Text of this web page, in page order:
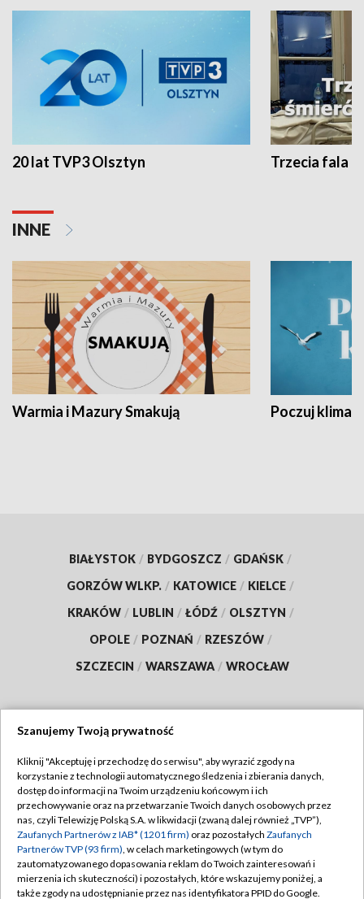
20 lat TVP3 Olsztyn Trzecia fala -
INNE
Warmia i Mazury Smakują Poczuj klimat
BIAŁYSTOK / BYDGOSZCZ / GDAŃSK /
GORZÓW WLKP. / KATOWICE / KIELCE /
KRAKÓW / LUBLIN / ŁÓDŹ / OLSZTYN /
OPOLE / POZNAŃ / RZESZÓW /
SZCZECIN / WARSZAWA / WROCŁAW
TVP
Abonament TVP
Emisja w TVP
Centrum informacji TVP
Naziemna Telewizja Cyfrowa
Regulamin TVP
Polityka prywatności
Moje zgody
Pomoc
Szanujemy Twoją prywatność
Kliknij "Akceptuję i przechodzę do serwisu", aby wyrazić zgody na
korzystanie z technologii automatycznego śledzenia i zbierania danych,
dostęp do informacji na Twoim urządzeniu końcowym i ich
przechowywanie oraz na przetwarzanie Twoich danych osobowych przez
nas, czyli Telewizję Polską S.A. w likwidacji (zwaną dalej również „TVP”),
Zaufanych Partnerów z IAB* (1201 firm) oraz pozostałych Zaufanych
Partnerów TVP (93 firm), w celach marketingowych (w tym do
zautomatyzowanego dopasowania reklam do Twoich zainteresowań i
mierzenia ich skuteczności) i pozostałych, które wskazujemy poniżej, a
także zgody na udostępnianie przez nas identyfikatora PPID do Google.